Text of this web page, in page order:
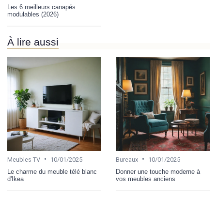
Les 6 meilleurs canapés
modulables (2026)
À lire aussi
Meubles TV •
10/01/2025
Le charme du meuble télé blanc
d'Ikea
Bureaux •
10/01/2025
Donner une touche moderne à
vos meubles anciens